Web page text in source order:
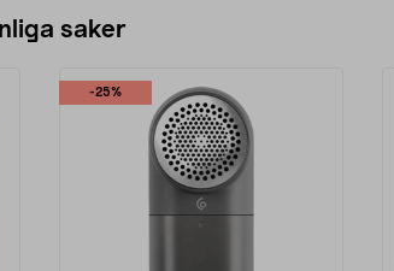
saker
-25%